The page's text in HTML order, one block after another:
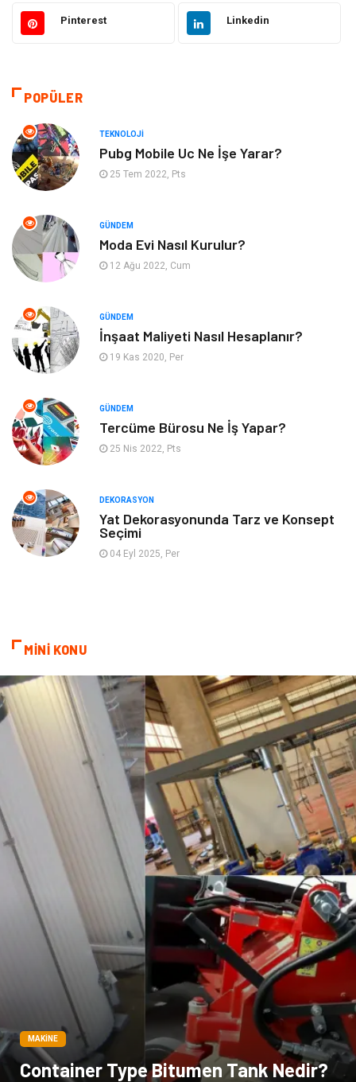
Ulaşım ve Taşımacılık Yapı İnşaat
Tekstil
Bilgisayar ve Yazılım
Alışveriş
Maden ve Metal
Güzellik & Bakım Tatil
Aksesuar Eğitim Kurumları
Hizmet
Mobilya
İnternet
Nakliyat
Hediyelik Eşya
Basın Yayın
Telekomünikasyon Markalar
İthalat İhracat
Dernekler ve Birlikler
Pinterest Linkedin
POPÜLER
TEKNOLOJI
Pubg Mobile Uc Ne İşe Yarar?
25 Tem 2022, Pts
GÜNDEM
Moda Evi Nasıl Kurulur?
12 Ağu 2022, Cum
GÜNDEM
İnşaat Maliyeti Nasıl Hesaplanır?
19 Kas 2020, Per
GÜNDEM
Tercüme Bürosu Ne İş Yapar?
25 Nis 2022, Pts
DEKORASYON
Yat Dekorasyonunda Tarz ve Konsept
Seçimi
04 Eyl 2025, Per
MİNİ KONU
MAKINE
Container Type Bitumen Tank Nedir?